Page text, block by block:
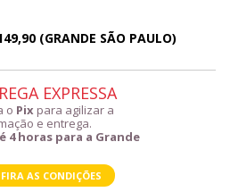
(GRANDE SÃO PAULO)
EXPRESSA
o Pix para agilizar a
e entrega.
4 horas para a Grande
AS CONDIÇÕES